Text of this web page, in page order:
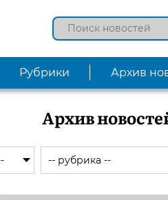
Рубрики Архив
Архив